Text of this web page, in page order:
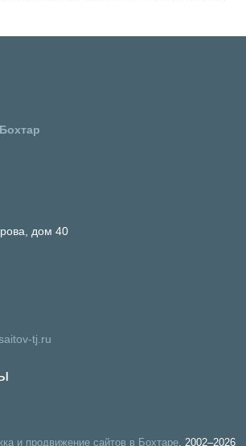
дом 40
tj.ru
и продвижение сайтов в Бохтаре, 2002–2026